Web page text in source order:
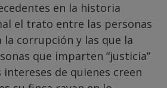
en la historia
el trato entre las personas
corrupción y las que la
que imparten “justicia”
intereses de quienes creen